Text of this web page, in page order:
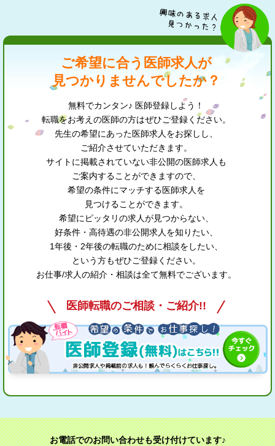
ご希望に合う医師求人が
見つかりませんでしたか？
無料でカンタン♪ 医師登録しよう！
転職をお考えの医師の方はぜひご登録ください。
先生の希望にあった医師求人をお探しし、
ご紹介させていただきます。
サイトに掲載されていない非公開の医師求人も
ご案内することができますので、
希望の条件にマッチする医師求人を
見つけることができます。
希望にピッタリの求人が見つからない、
好条件・高待遇の非公開求人を知りたい、
1年後・2年後の転職のために相談をしたい、
という方もぜひご登録ください。
お仕事/求人の紹介・相談は全て無料でございます。
医師転職のご相談・ご紹介!!
お電話でのお問い合わせも受け付けています♪